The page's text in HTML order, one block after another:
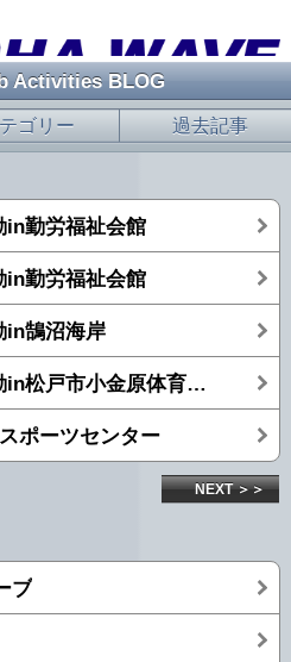
Activities BLOG
ゴリー 過去記事
in勤労福祉会館
in勤労福祉会館
in鵠沼海岸
11/03/07-1: バレー部活動in松戸市小金原体育館at2010/07/03
ポーツセンター
NEXT ＞＞
ブ